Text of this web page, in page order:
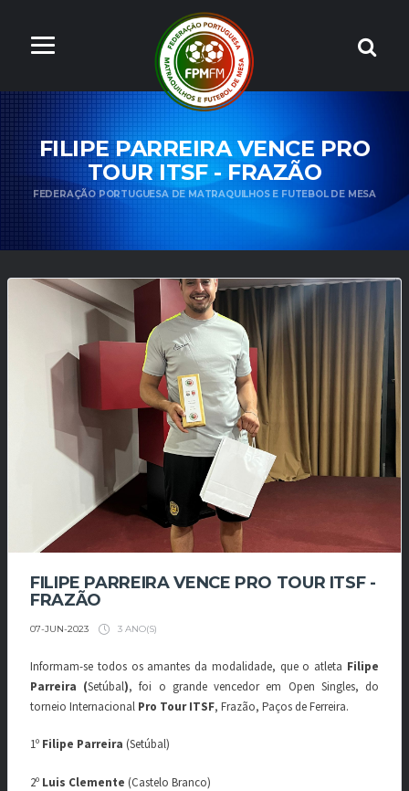
FILIPE PARREIRA VENCE PRO
TOUR ITSF - FRAZÃO
FEDERAÇÃO PORTUGUESA DE MATRAQUILHOS E FUTEBOL DE MESA
FILIPE PARREIRA VENCE PRO TOUR ITSF -
FRAZÃO
07-JUN-2023 3 ANO(S)
Informam-se todos os amantes da modalidade, que o atleta Filipe
Parreira (Setúbal), foi o grande vencedor em Open Singles, do
torneio Internacional Pro Tour ITSF, Frazão, Paços de Ferreira.
1º Filipe Parreira (Setúbal)
2º Luis Clemente (Castelo Branco)